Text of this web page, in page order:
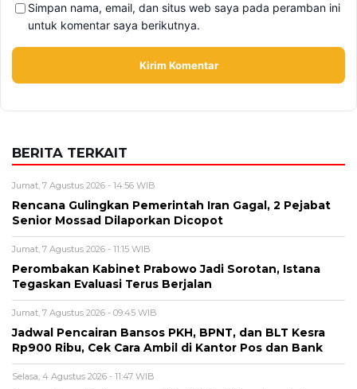
Simpan nama, email, dan situs web saya pada peramban ini
untuk komentar saya berikutnya.
BERITA TERKAIT
Jumat, 7 Agustus 2026 - 14:56 WIB
Rencana Gulingkan Pemerintah Iran Gagal, 2 Pejabat
Senior Mossad Dilaporkan Dicopot
Jumat, 7 Agustus 2026 - 11:15 WIB
Perombakan Kabinet Prabowo Jadi Sorotan, Istana
Tegaskan Evaluasi Terus Berjalan
Jumat, 7 Agustus 2026 - 09:45 WIB
Jadwal Pencairan Bansos PKH, BPNT, dan BLT Kesra
Rp900 Ribu, Cek Cara Ambil di Kantor Pos dan Bank
Selasa, 4 Agustus 2026 - 11:47 WIB